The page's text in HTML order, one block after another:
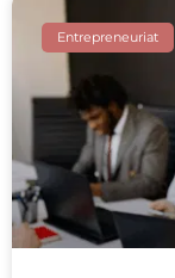
Entrepreneuriat